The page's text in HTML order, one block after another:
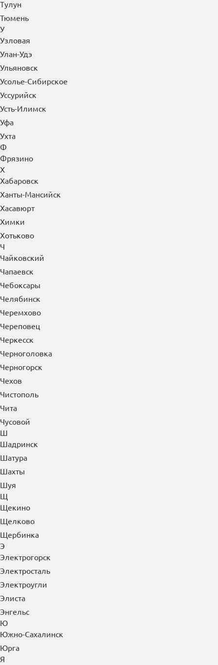
Тулун
Тюмень
У
Узловая
Улан-Удэ
Ульяновск
Усолье-Сибирское
Уссурийск
Усть-Илимск
Уфа
Ухта
Ф
Фрязино
Х
Хабаровск
Ханты-Мансийск
Хасавюрт
Химки
Хотьково
Ч
Чайковский
Чапаевск
Чебоксары
Челябинск
Черемхово
Череповец
Черкесск
Черноголовка
Черногорск
Чехов
Чистополь
Чита
Чусовой
Ш
Шадринск
Шатура
Шахты
Шуя
Щ
Щекино
Щелково
Щербинка
Э
Электрогорск
Электросталь
Электроугли
Элиста
Энгельс
Ю
Южно-Сахалинск
Юрга
Я